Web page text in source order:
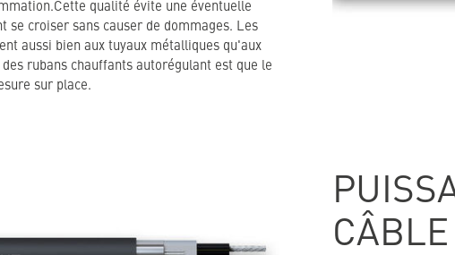
qualité évite une éventuelle
se croiser sans causer de dommages. Les
aussi bien aux tuyaux métalliques qu'aux
rubans chauffants autorégulant est que le
sur place.